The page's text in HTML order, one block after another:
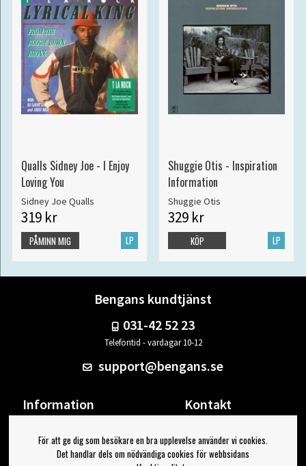
Qualls Sidney Joe - I Enjoy
Loving You
Sidney Joe Qualls
319 kr
LP
PÅMINN MIG
Shuggie Otis - Inspiration
Information
Shuggie Otis
329 kr
LP
KÖP
Bengans kundtjänst
031-42 52 23
Telefontid - vardagar 10-12
support@bengans.se
Information
Om Bengans
FAQ / Köp- & Leveransvillkor
Kontakt
Din sida
Logga ut
För att ge dig som besökare en bra upplevelse använder vi cookies.
Det handlar dels om nödvändiga cookies för webbsidans